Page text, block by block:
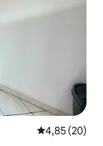
Gemiddelde
4,85 (20)